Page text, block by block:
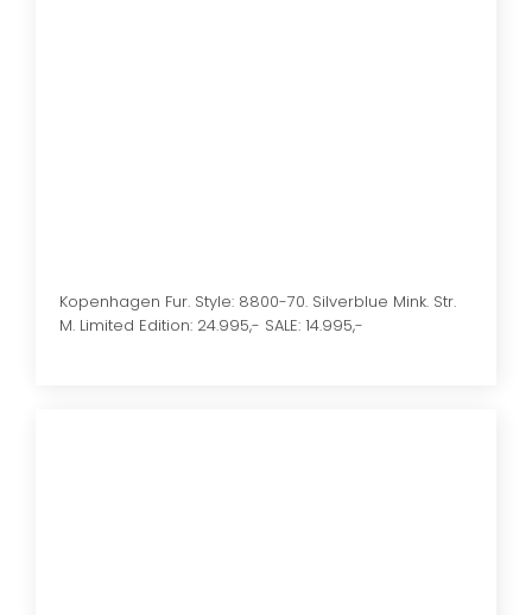
Kopenhagen Fur. Style: 8800-70. Silverblue Mink. Str.
M. Limited Edition: 24.995,- SALE: 14.995,-